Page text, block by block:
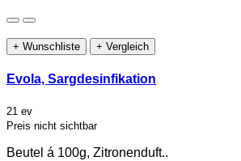
+ Wunschliste + Vergleich
Evola, Sargdesinfikation
21 ev
Preis nicht sichtbar
Beutel á 100g, Zitronenduft..